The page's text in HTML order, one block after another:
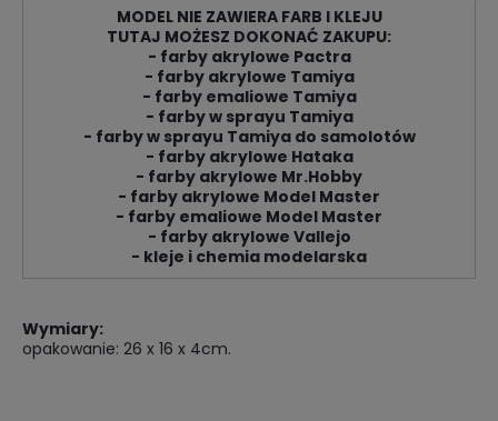
MODEL NIE ZAWIERA FARB I KLEJU
TUTAJ MOŻESZ DOKONAĆ ZAKUPU:
- farby akrylowe Pactra
- farby akrylowe Tamiya
- farby emaliowe Tamiya
- farby w sprayu Tamiya
- farby w sprayu Tamiya do samolotów
- farby akrylowe Hataka
- farby akrylowe Mr.Hobby
- farby akrylowe Model Master
- farby emaliowe Model Master
- farby akrylowe Vallejo
- kleje i chemia modelarska
Wymiary:
opakowanie: 26 x 16 x 4cm.